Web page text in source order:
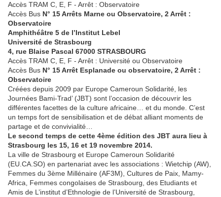
Accès TRAM C, E, F - Arrêt : Observatoire
Accès Bus N° 15 Arrêts Marne ou Observatoire, 2 Arrêt :
Observatoire
Amphithéâtre 5 de l’Institut Lebel
Université de Strasbourg
4, rue Blaise Pascal 67000 STRASBOURG
Accès TRAM C, E, F - Arrêt : Université ou Observatoire
Accès Bus N° 15 Arrêt Esplanade ou observatoire, 2 Arrêt :
Observatoire
Créées depuis 2009 par Europe Cameroun Solidarité, les
Journées Bami-Trad’ (JBT) sont l’occasion de découvrir les
différentes facettes de la culture africaine… et du monde. C’est
un temps fort de sensibilisation et de débat alliant moments de
partage et de convivialité…
Le second temps de cette 4ème édition des JBT aura lieu à
Strasbourg les 15, 16 et 19 novembre 2014.
La ville de Strasbourg et Europe Cameroun Solidarité
(EU.CA.SO) en partenariat avec les associations : Wietchip (AW),
Femmes du 3ème Millénaire (AF3M), Cultures de Paix, Mamy-
Africa, Femmes congolaises de Strasbourg, des Etudiants et
Amis de L’institut d’Ethnologie de l’Université de Strasbourg,